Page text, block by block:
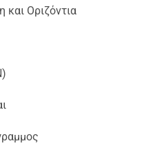
και Οριζόντια